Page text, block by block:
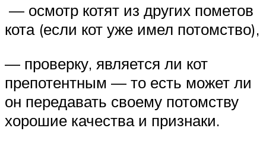
— осмотр котят из других пометов
кота (если кот уже имел потомство),
— проверку, является ли кот
препотентным — то есть может ли
он передавать своему потомству
хорошие качества и признаки.